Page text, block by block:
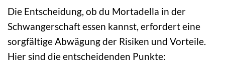
Die Entscheidung, ob du Mortadella in der
Schwangerschaft essen kannst, erfordert eine
sorgfältige Abwägung der Risiken und Vorteile.
Hier sind die entscheidenden Punkte: